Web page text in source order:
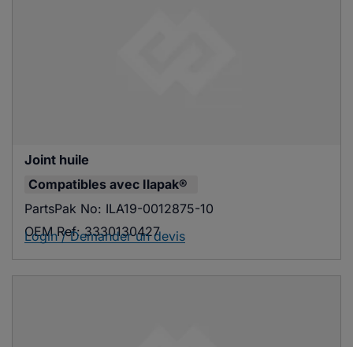
Joint huile
Compatibles avec Ilapak®
PartsPak No: ILA19-0012875-10
OEM Ref: 3330130427
Login / Demander un devis